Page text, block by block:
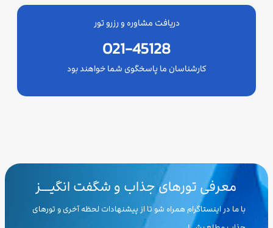
دریافت مشاوره و رزرو تور
021-45128
کارشناسان ما پاسخگوی شما خواهند بود
معرفی تورهای جذاب و شگفت انگیـــز
با ما در اینستاگرام همراه شو تا از پیشنهادات لحظه آخری و تورهای